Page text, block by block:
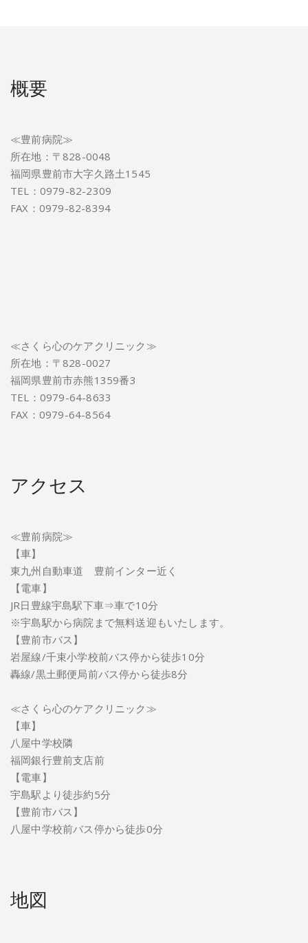
概要
≪豊前病院≫
所在地：〒828-0048
福岡県豊前市大字久路土1545
TEL：0979-82-2309
FAX：0979-82-8394
≪さくら心のケアクリニック≫
所在地：〒828-0027
福岡県豊前市赤熊1359番3
TEL：0979-64-8633
FAX：0979-64-8564
アクセス
≪豊前病院≫
【車】
東九州自動車道 豊前インター近く
【電車】
JR日豊線宇島駅下車⇒車で10分
※宇島駅から病院まで無料送迎もいたします。
【豊前市バス】
岩屋線/千束小学校前バス停から徒歩10分
轟線/黒土郵便局前バス停から徒歩8分
≪さくら心のケアクリニック≫
【車】
八屋中学校隣
福岡銀行豊前支店前
【電車】
宇島駅より徒歩約5分
【豊前市バス】
八屋中学校前バス停から徒歩0分
地図